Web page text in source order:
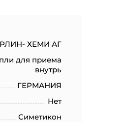
ХЕМИ АГ
для приема
внутрь
ГЕРМАНИЯ
Нет
Симетикон